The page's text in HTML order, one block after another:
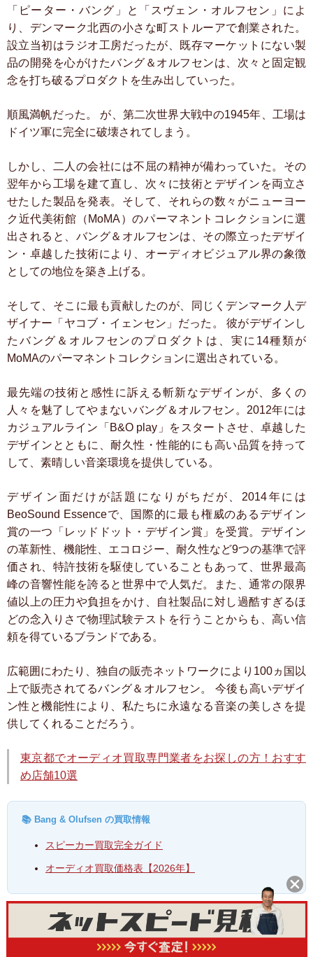
「ピーター・バング」と「スヴェン・オルフセン」によ
り、デンマーク北西の小さな町ストルーアで創業された。
設立当初はラジオ工房だったが、既存マーケットにない製
品の開発を心がけたバング＆オルフセンは、次々と固定観
念を打ち破るプロダクトを生み出していった。
順風満帆だった。
が、第二次世界大戦中の1945年、工場は
ドイツ軍に完全に破壊されてしまう。
しかし、二人の会社には不屈の精神が備わっていた。その
翌年から工場を建て直し、次々に技術とデザインを両立さ
せたした製品を発表。そして、それらの数々がニューヨー
ク近代美術館（MoMA）のパーマネントコレクションに選
出されると、バング＆オルフセンは、その際立ったデザイ
ン・卓越した技術により、オーディオビジュアル界の象徴
としての地位を築き上げる。
そして、そこに最も貢献したのが、同じくデンマーク人デ
ザイナー「ヤコブ・イェンセン」だった。
彼がデザインし
たバング＆オルフセンのプロダクトは、実に14種類が
MoMAのパーマネントコレクションに選出されている。
最先端の技術と感性に訴える斬新なデザインが、多くの
人々を魅了してやまないバング＆オルフセン。2012年には
カジュアルライン「B&O play」をスタートさせ、卓越した
デザインとともに、耐久性・性能的にも高い品質を持って
して、素晴しい音楽環境を提供している。
デザイン面だけが話題になりがちだが、2014年には
BeoSound Essenceで、国際的に最も権威のあるデザイン
賞の一つ「レッドドット・デザイン賞」を受賞。デザイン
の革新性、機能性、エコロジー、耐久性など9つの基準で評
価され、特許技術を駆使していることもあって、世界最高
峰の音響性能を誇ると世界中で人気だ。また、通常の限界
値以上の圧力や負担をかけ、自社製品に対し過酷すぎるほ
どの念入りさで物理試験テストを行うことからも、高い信
頼を得ているブランドである。
広範囲にわたり、独自の販売ネットワークにより100ヵ国以
上で販売されてるバング＆オルフセン。
今後も高いデザイ
ン性と機能性により、私たちに永遠なる音楽の美しさを提
供してくれることだろう。
東京都でオーディオ買取専門業者をお探しの方！おすす
め店舗10選
📚 Bang & Olufsen の買取情報
スピーカー買取完全ガイド
オーディオ買取価格表【2026年】